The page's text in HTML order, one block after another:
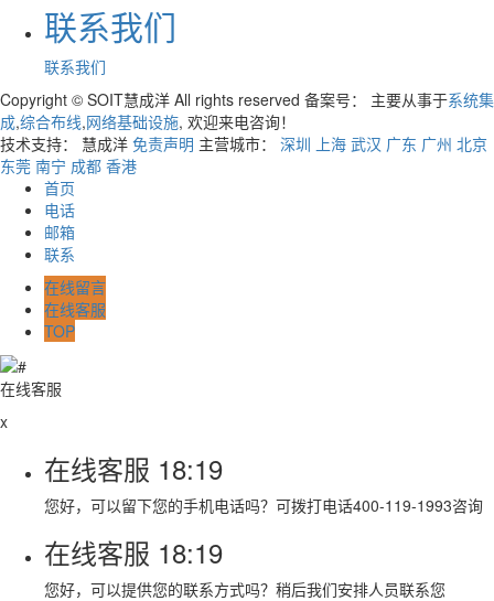
联系我们
联系我们
Copyright © SOIT慧成洋 All rights reserved 备案号：
主要从事于系统集
成,综合布线,网络基础设施, 欢迎来电咨询！
技术支持： 慧成洋 免责声明 主营城市： 深圳 上海 武汉 广东 广州 北京
东莞 南宁 成都 香港
首页
电话
邮箱
联系
在线留言
在线客服
TOP
在线客服
x
在线客服 18:19
您好，可以留下您的手机电话吗？可拨打电话400-119-1993咨询
在线客服 18:19
您好，可以提供您的联系方式吗？稍后我们安排人员联系您